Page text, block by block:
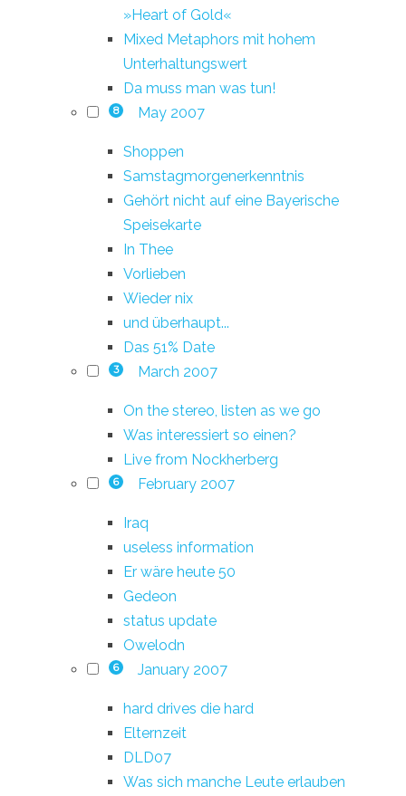
»Heart of Gold«
Mixed Metaphors mit hohem
Unterhaltungswert
Da muss man was tun!
8 May 2007
Shoppen
Samstagmorgenerkenntnis
Gehört nicht auf eine Bayerische
Speisekarte
In Thee
Vorlieben
Wieder nix
und überhaupt...
Das 51% Date
3 March 2007
On the stereo, listen as we go
Was interessiert so einen?
Live from Nockherberg
6 February 2007
Iraq
useless information
Er wäre heute 50
Gedeon
status update
Owelodn
6 January 2007
hard drives die hard
Elternzeit
DLD07
Was sich manche Leute erlauben